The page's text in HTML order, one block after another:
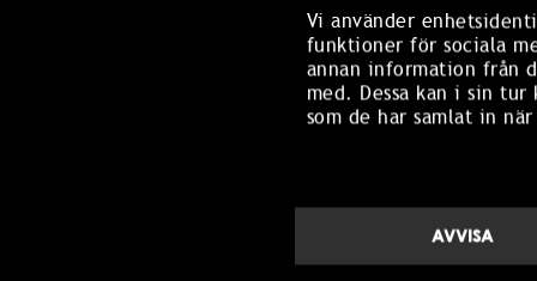
Vi använder
funktioner för sociala
annan information från
med. Dessa kan i sin
som de har samlat in
AVVISA
Efter varje insats
vilken typ av material
insatserna över tid och
Den första
från området, bland